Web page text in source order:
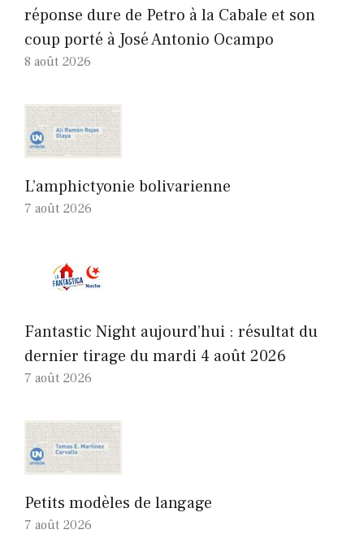
réponse dure de Petro à la Cabale et son
coup porté à José Antonio Ocampo
8 août 2026
L’amphictyonie bolivarienne
7 août 2026
Fantastic Night aujourd’hui : résultat du
dernier tirage du mardi 4 août 2026
7 août 2026
Petits modèles de langage
7 août 2026